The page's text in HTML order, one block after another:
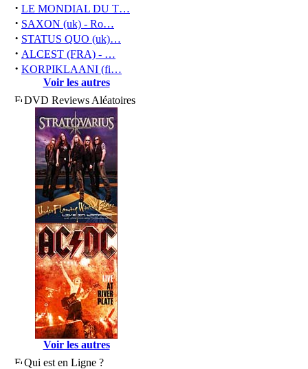
· LE MONDIAL DU T…
· SAXON (uk) - Ro…
· STATUS QUO (uk)…
· ALCEST (FRA) - …
· KORPIKLAANI (fi…
Voir les autres
DVD Reviews Aléatoires
Voir les autres
Qui est en Ligne ?